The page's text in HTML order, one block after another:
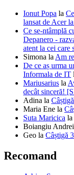
Ionut Popa la
lansat de Acer
Ce se-ntâmplă
Depanero -
atent la cei care
Simona la Am
De ce aș urma
Informala de IT
Mariusarius la
decât sinceră!
Adina la
Maria Ene la
Suta Maricica la
Boiangiu Andrei
Geo la Câștigă
Recomand